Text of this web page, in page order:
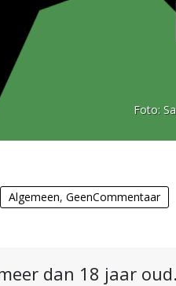
Foto:
Algemeen, GeenCommentaar
dan 18 jaar